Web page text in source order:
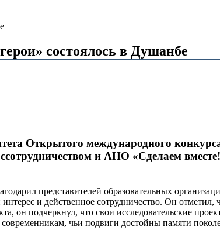
состоялось в Душанбе
Открытого международного
и АНО «Сделаем
представителей образовательных
и действенное сотрудничество. Он
он подчеркнул, что свои исследовательские
чьи подвиги достойны памяти